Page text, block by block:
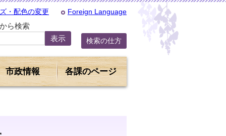
・配色の変更 Foreign Language
ら検索
検索の仕方
市政情報 各課のページ